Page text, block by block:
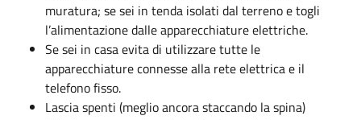
muratura; se sei in tenda isolati dal terreno e togli
l’alimentazione dalle apparecchiature elettriche.
Se sei in casa evita di utilizzare tutte le
apparecchiature connesse alla rete elettrica e il
telefono fisso.
Lascia spenti (meglio ancora staccando la spina)